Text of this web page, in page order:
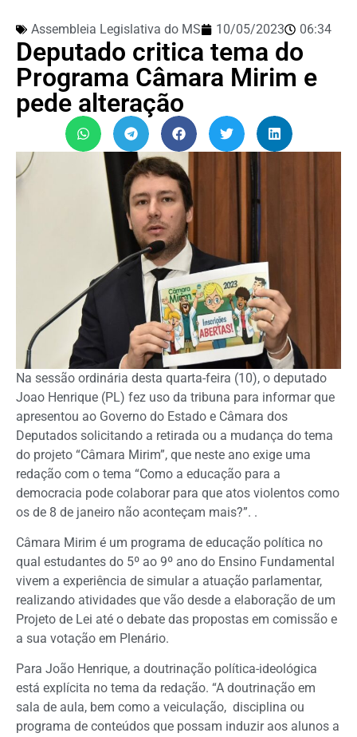
Assembleia Legislativa do MS 10/05/2023 06:34
Deputado critica tema do
Programa Câmara Mirim e
pede alteração
Na sessão ordinária desta quarta-feira (10), o deputado
Joao Henrique (PL) fez uso da tribuna para informar que
apresentou ao Governo do Estado e Câmara dos
Deputados solicitando a retirada ou a mudança do tema
do projeto “Câmara Mirim”, que neste ano exige uma
redação com o tema “Como a educação para a
democracia pode colaborar para que atos violentos como
os de 8 de janeiro não aconteçam mais?”. .
Câmara Mirim é um programa de educação política no
qual estudantes do 5º ao 9º ano do Ensino Fundamental
vivem a experiência de simular a atuação parlamentar,
realizando atividades que vão desde a elaboração de um
Projeto de Lei até o debate das propostas em comissão e
a sua votação em Plenário.
Para João Henrique, a doutrinação política-ideológica
está explícita no tema da redação. “A doutrinação em
sala de aula, bem como a veiculação, disciplina ou
programa de conteúdos que possam induzir aos alunos a